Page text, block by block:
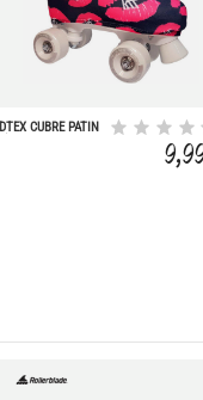
DTEX CUBRE PATIN